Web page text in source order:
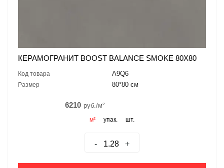
КЕРАМОГРАНИТ BOOST BALANCE SMOKE 80X80
Код товара A9Q6
Размер 80*80 см
6210 руб./м²
м² упак. шт.
- +